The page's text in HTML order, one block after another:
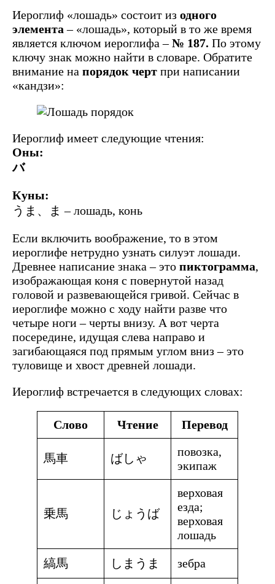
Иероглиф «лошадь» состоит из одного
элемента – «лошадь», который в то же время
является ключом иероглифа –№ 187. По этому
ключу знак можно найти в словаре. Обратите
внимание на порядок черт при написании
«кандзи»:
Иероглиф имеет следующие чтения:
Оны:
バ
Куны:
うま、ま – лошадь, конь
Если включить воображение, то в этом
иероглифе нетрудно узнать силуэт лошади.
Древнее написание знака – это пиктограмма,
изображающая коня с повернутой назад
головой и развевающейся гривой. Сейчас в
иероглифе можно с ходу найти разве что
четыре ноги – черты внизу. А вот черта
посередине, идущая слева направо и
загибающаяся под прямым углом вниз – это
туловище и хвост древней лошади.
Иероглиф встречается в следующих словах:
Слово Чтение Перевод
馬車 ばしゃ
повозка,
экипаж
乗馬 じょうば
верховая
езда;
верховая
лошадь
縞馬 しまうま зебра